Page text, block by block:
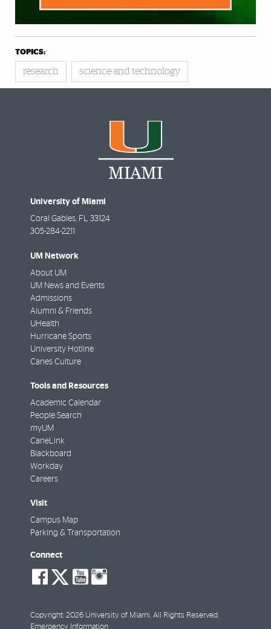
TOPICS:
research science and technology
University of Miami
Coral Gables, FL 33124
305-284-2211
UM Network
About UM
UM News and Events
Admissions
Alumni & Friends
UHealth
Hurricane Sports
University Hotline
Canes Culture
Tools and Resources
Academic Calendar
People Search
myUM
CaneLink
Blackboard
Workday
Careers
Visit
Campus Map
Parking & Transportation
Connect
social-
facebook
social-
twitter
social-
youtube
Copyright: 2026 University of Miami. All Rights Reserved.
Emergency Information